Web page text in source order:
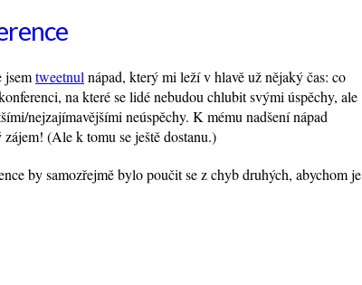
jsemtweetnul nápad, který mi leží v hlavě už nějaký čas: co
na které se lidé nebudou chlubit svými úspěchy, ale
nejzajímavějšími neúspěchy. K mému nadšení nápad
(Ale k tomu se ještě dostanu.)
by samozřejmě bylo poučit se z chyb druhých, abychom je